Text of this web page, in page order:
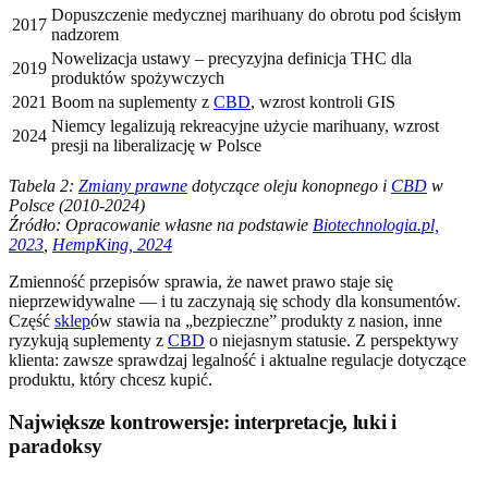
2017
Dopuszczenie medycznej marihuany do obrotu pod ścisłym
nadzorem
2019
Nowelizacja ustawy – precyzyjna definicja THC dla
produktów spożywczych
2021 Boom na suplementy z CBD, wzrost kontroli GIS
2024
Niemcy legalizują rekreacyjne użycie marihuany, wzrost
presji na liberalizację w Polsce
Tabela 2: Zmiany prawne dotyczące oleju konopnego i CBD w
Polsce (2010-2024)
Źródło: Opracowanie własne na podstawie Biotechnologia.pl,
2023 HempKing, 2024
Zmienność przepisów sprawia, że nawet prawo staje się
nieprzewidywalne — i tu zaczynają się schody dla konsumentów.
Część sklepów stawia na „bezpieczne” produkty z nasion, inne
ryzykują suplementy z CBD o niejasnym statusie. Z perspektywy
klienta: zawsze sprawdzaj legalność i aktualne regulacje dotyczące
produktu, który chcesz kupić.
Największe kontrowersje: interpretacje, luki i
paradoksy